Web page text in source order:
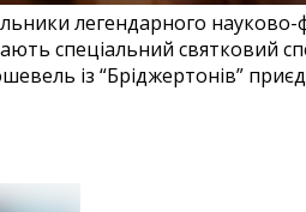
легендарного науково-
спеціальний святковий
із “Бріджертонів”